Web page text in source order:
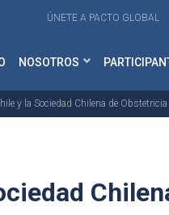
ÚNETE A PACTO GLOBAL
NOSOTROS
y la Sociedad Chilena de